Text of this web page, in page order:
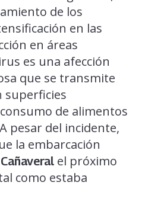
de los
en las
en áreas
es una afección
que se transmite
superficies
de alimentos
pesar del incidente,
la embarcación
el próximo
como estaba